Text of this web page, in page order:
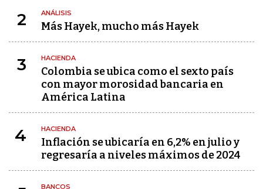
2 ANÁLISIS
Más Hayek, mucho más Hayek
3 HACIENDA
Colombia se ubica como el sexto país
con mayor morosidad bancaria en
América Latina
4 HACIENDA
Inflación se ubicaría en 6,2% en julio y
regresaría a niveles máximos de 2024
BANCOS